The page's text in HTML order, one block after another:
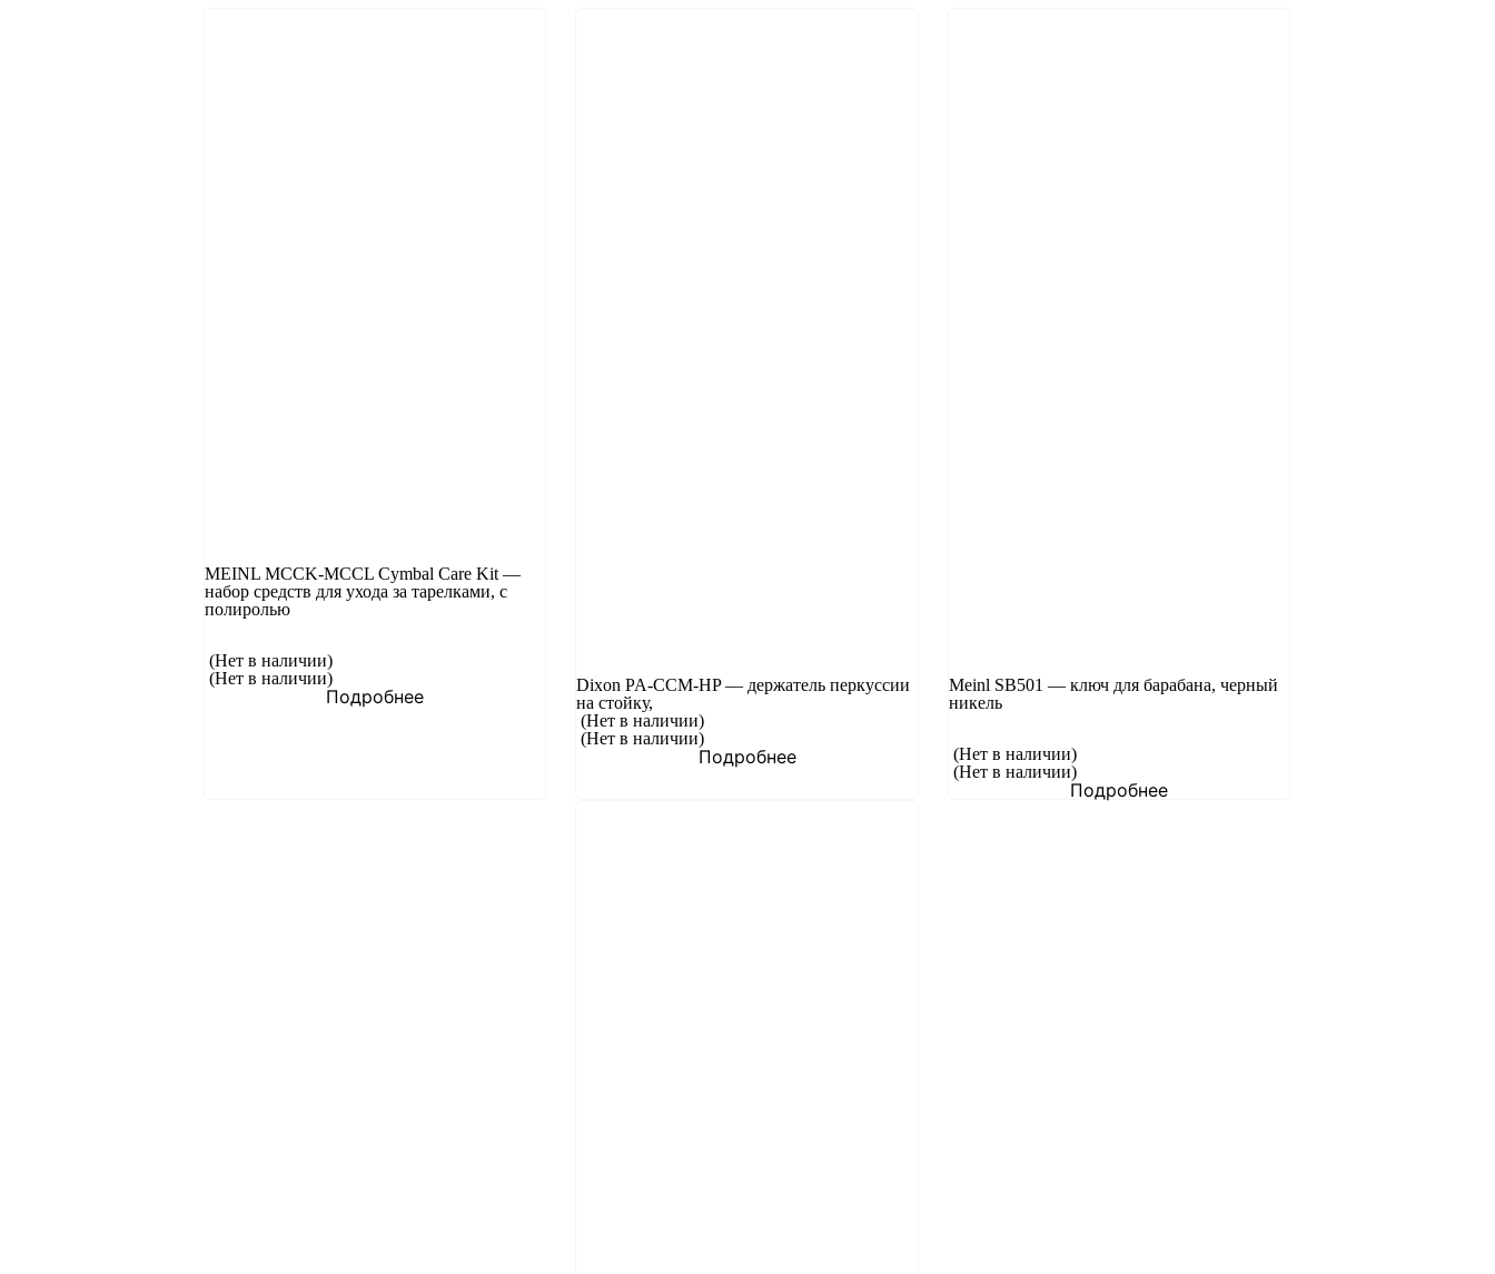
MEINL MCCK-MCCL Cymbal Care Kit —
набор средств для ухода за тарелками, с
полиролью
(Нет в наличии)
(Нет в наличии)
Подробнее
Dixon PA-CCM-HP — держатель перкуссии
на стойку,
(Нет в наличии)
(Нет в наличии)
Подробнее
Meinl SB501 — ключ для барабана, черный
никель
(Нет в наличии)
(Нет в наличии)
Подробнее